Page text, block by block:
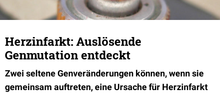
Herzinfarkt: Auslösende
Genmutation entdeckt
Zwei seltene Genveränderungen können, wenn sie
gemeinsam auftreten, eine Ursache für Herzinfarkt